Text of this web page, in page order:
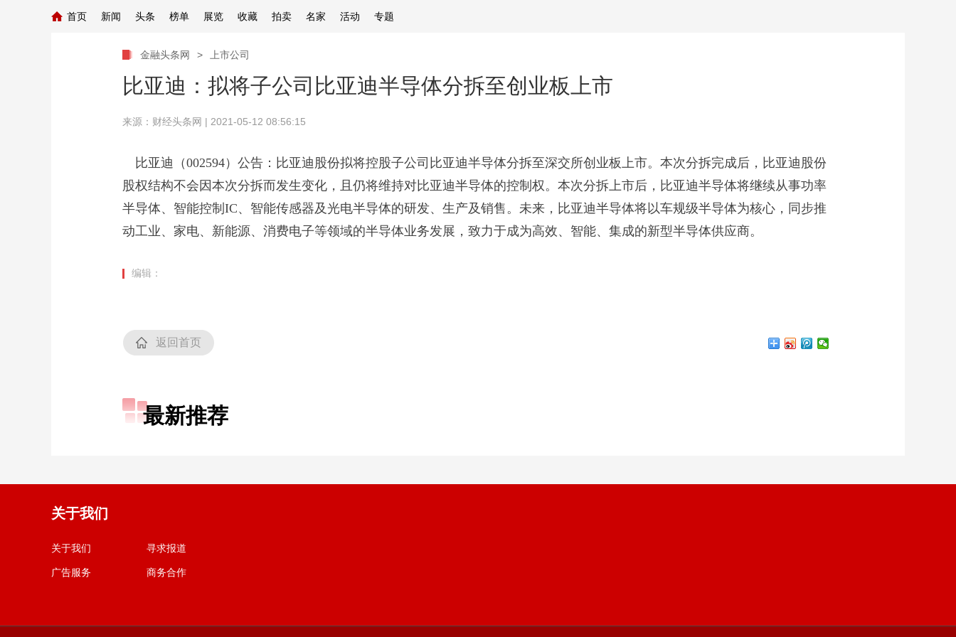
首页 新闻 头条 榜单 展览 收藏 拍卖 名家 活动 专题
金融头条网 > 上市公司
比亚迪：拟将子公司比亚迪半导体分拆至创业板上市
来源： 财经头条网 | 2021-05-12 08:56:15
比亚迪（002594）公告：比亚迪股份拟将控股子公司比亚迪半导体分拆至深交所创业板上市。本次分拆完成后，比亚迪股份
股权结构不会因本次分拆而发生变化，且仍将维持对比亚迪半导体的控制权。本次分拆上市后，比亚迪半导体将继续从事功率
半导体、智能控制IC、智能传感器及光电半导体的研发、生产及销售。未来，比亚迪半导体将以车规级半导体为核心，同步推
动工业、家电、新能源、消费电子等领域的半导体业务发展，致力于成为高效、智能、集成的新型半导体供应商。
编辑：
返回首页
最新推荐
关于我们
关于我们 寻求报道
广告服务 商务合作